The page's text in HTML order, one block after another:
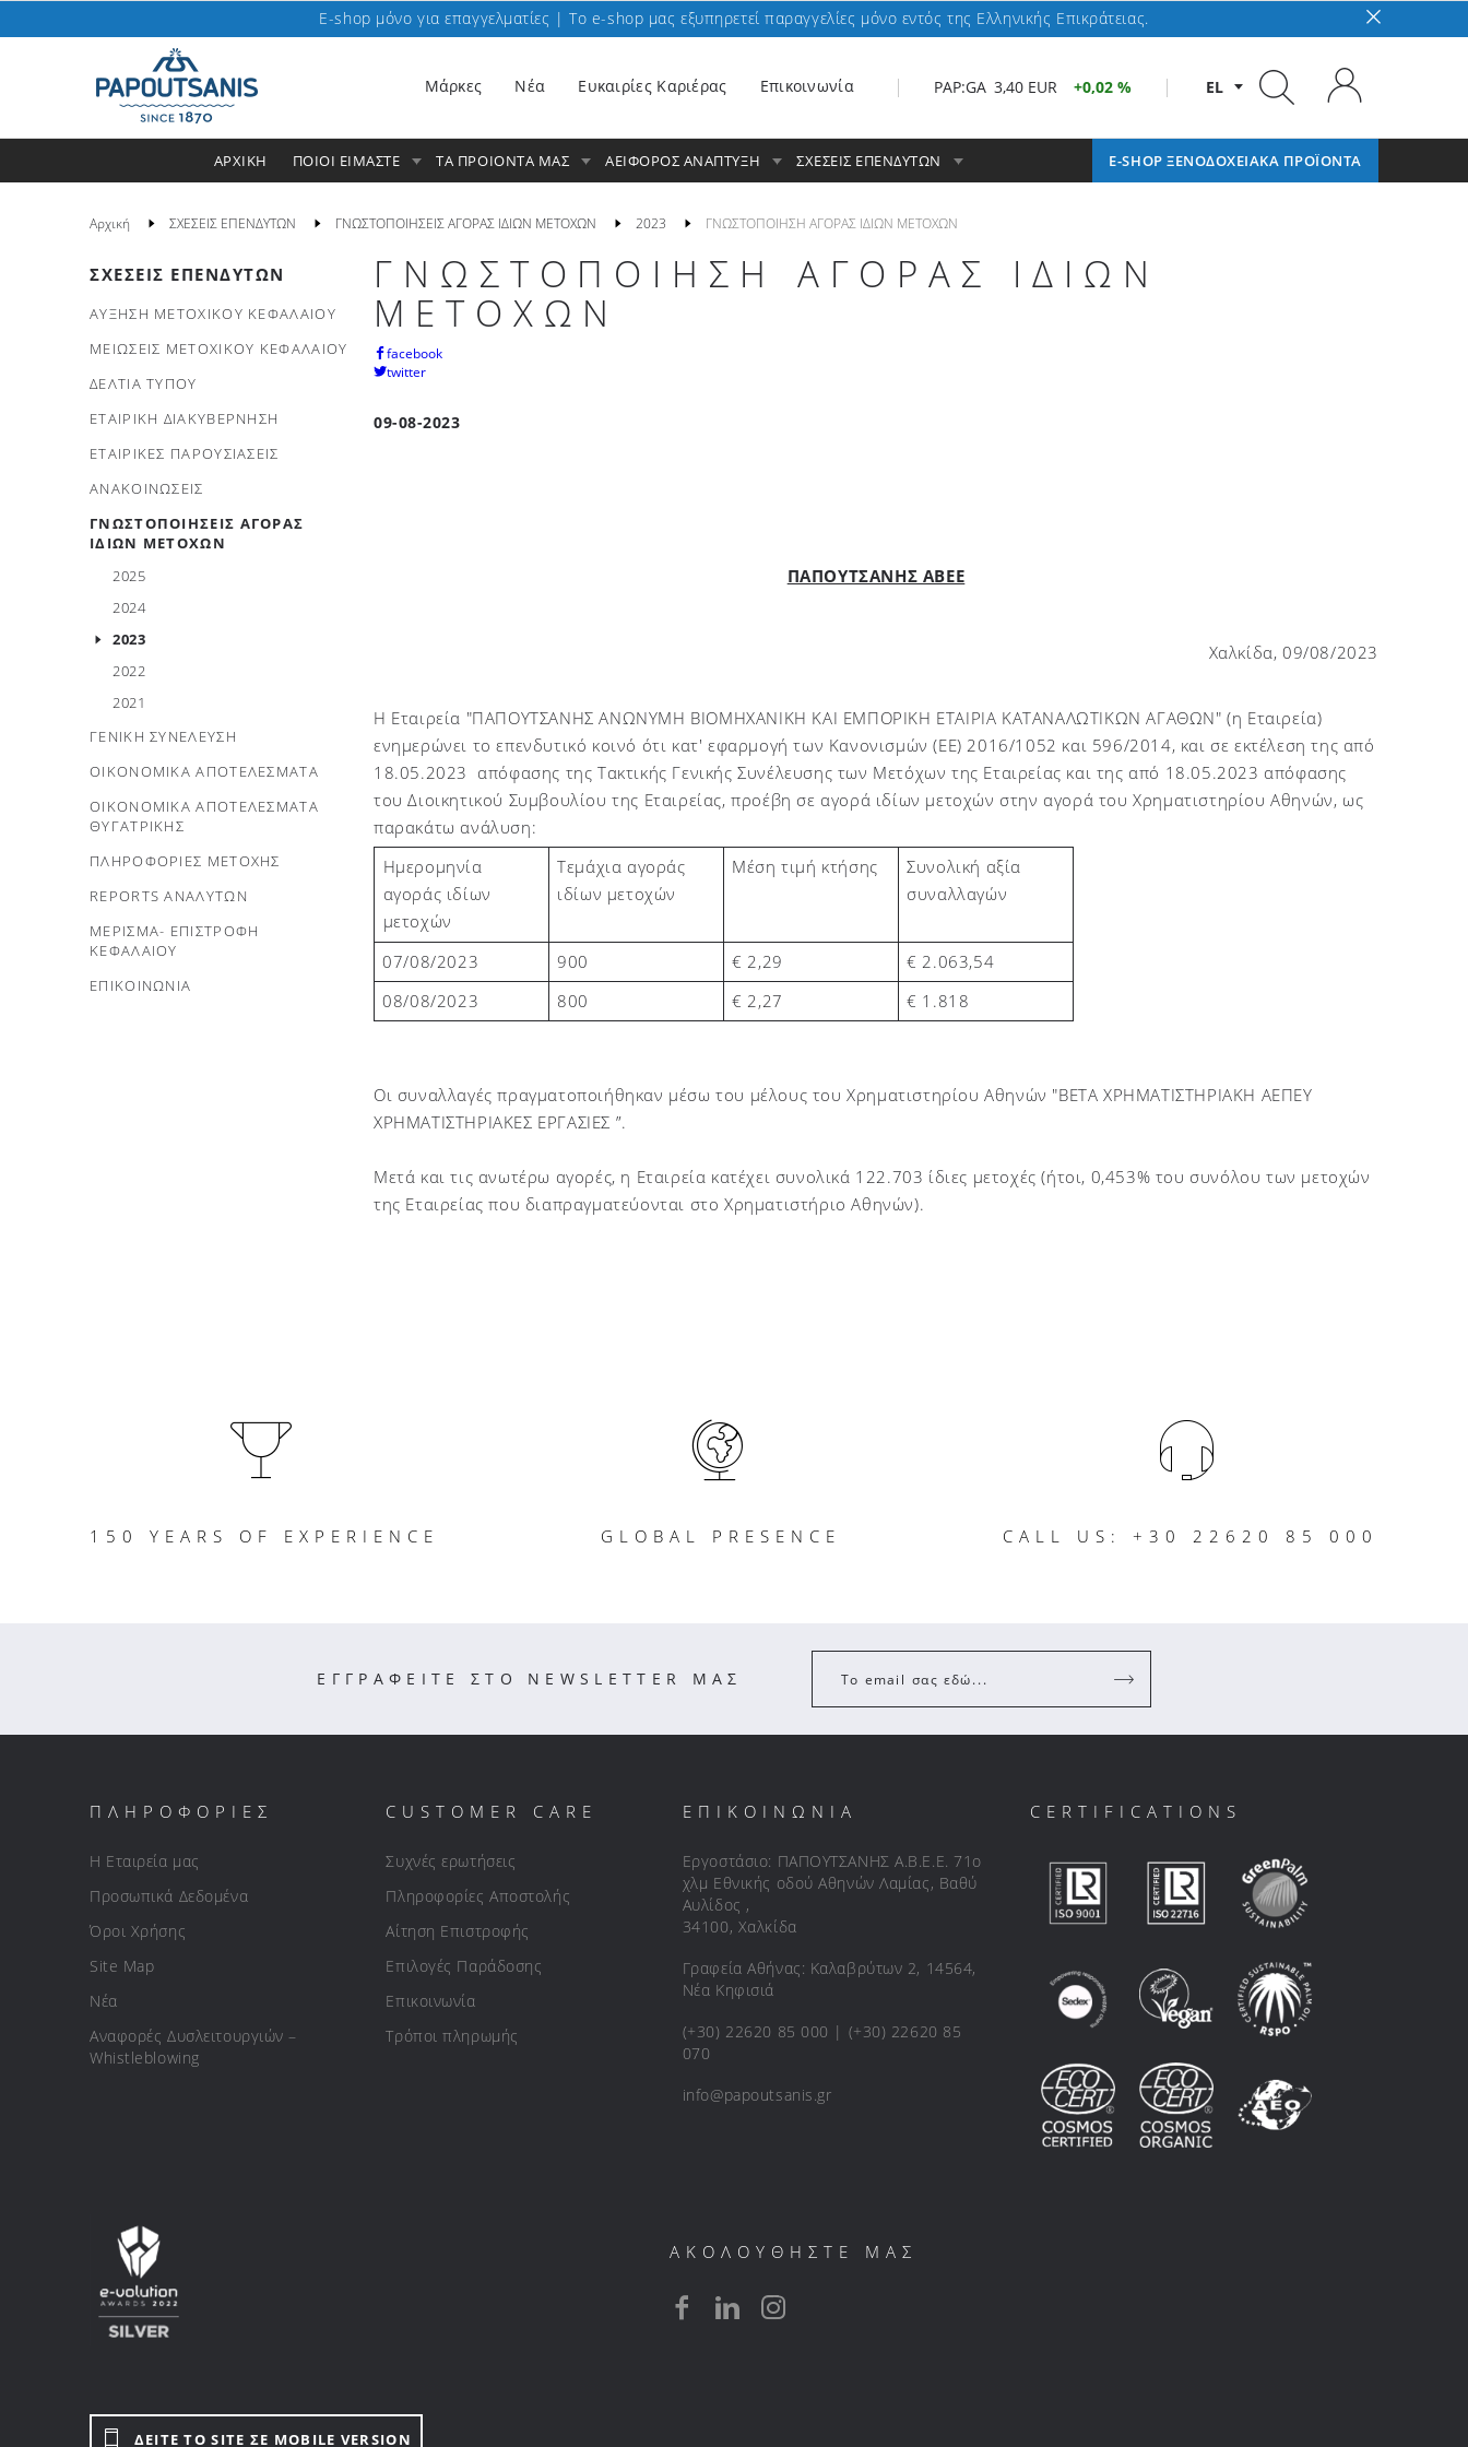
E-shop μόνο για επαγγελματίες | To e-shop μας εξυπηρετεί παραγγελίες μόνο εντός της Ελληνικής Επικράτειας.
EL
PAP:GA 3,40 EUR 0,02 %
Μάρκες Nέα Ευκαιρίες Καριέρας Επικοινωνία
ΑΡΧΙΚΗ ΠΟΙΟΙ ΕΙΜΑΣΤΕ E-SHOP ΞΕΝΟΔΟΧΕΙΑΚΑ ΠΡΟΪΟΝΤΑ
ΤΑ ΠΡΟΙΟΝΤΑ ΜΑΣ ΑΕΙΦΟΡΟΣ ΑΝΑΠΤΥΞΗ ΣΧΕΣΕΙΣ ΕΠΕΝΔΥΤΩΝ
Αρχική ΣΧΕΣΕΙΣ ΕΠΕΝΔΥΤΩΝ ΓΝΩΣΤΟΠΟΙΗΣΕΙΣ ΑΓΟΡΑΣ ΙΔΙΩΝ ΜΕΤΟΧΩΝ 2023 ΓΝΩΣΤΟΠΟΙΗΣΗ ΑΓΟΡΑΣ ΙΔΙΩΝ ΜΕΤΟΧΩΝ
ΣΧΕΣΕΙΣ ΕΠΕΝΔΥΤΩΝ
ΑΥΞΗΣΗ ΜΕΤΟΧΙΚΟΥ ΚΕΦΑΛΑΙΟΥ
ΜΕΙΩΣΕΙΣ ΜΕΤΟΧΙΚΟΥ ΚΕΦΑΛΑΙΟΥ
ΔΕΛΤΙΑ ΤΥΠΟΥ
ΕΤΑΙΡΙΚΗ ΔΙΑΚΥΒΕΡΝΗΣΗ
ΕΤΑΙΡΙΚΕΣ ΠΑΡΟΥΣΙΑΣΕΙΣ
ΑΝΑΚΟΙΝΩΣΕΙΣ
ΓΝΩΣΤΟΠΟΙΗΣΕΙΣ ΑΓΟΡΑΣ
ΙΔΙΩΝ ΜΕΤΟΧΩΝ
2025
2024
2023
2022
2021
ΓΕΝΙΚΗ ΣΥΝΕΛΕΥΣΗ
ΟΙΚΟΝΟΜΙΚΑ ΑΠΟΤΕΛΕΣΜΑΤΑ
ΟΙΚΟΝΟΜΙΚΑ ΑΠΟΤΕΛΕΣΜΑΤΑ
ΘΥΓΑΤΡΙΚΗΣ
ΠΛΗΡΟΦΟΡΙΕΣ ΜΕΤΟΧΗΣ
REPORTS ΑΝΑΛΥΤΩΝ
ΜΕΡΙΣΜΑ- ΕΠΙΣΤΡΟΦΗ
ΚΕΦΑΛΑΙΟΥ
ΕΠΙΚΟΙΝΩΝΙΑ
ΓΝΩΣΤΟΠΟΙΗΣΗ ΑΓΟΡΑΣ ΙΔΙΩΝ
ΜΕΤΟΧΩΝ
facebook
twitter
09-08-2023
ΠΑΠΟΥΤΣΑΝΗΣ ΑΒΕΕ
Χαλκίδα, 09/08/2023
Η Εταιρεία "ΠΑΠΟΥΤΣΑΝΗΣ ΑΝΩΝΥΜΗ ΒΙΟΜΗΧΑΝΙΚΗ ΚΑΙ ΕΜΠΟΡΙΚΗ ΕΤΑΙΡΙΑ ΚΑΤΑΝΑΛΩΤΙΚΩΝ ΑΓΑΘΩΝ" (η Εταιρεία)
ενημερώνει το επενδυτικό κοινό ότι κατ' εφαρμογή των Κανονισμών (ΕΕ) 2016/1052 και 596/2014, και σε εκτέλεση της από
18.05.2023 απόφασης της Τακτικής Γενικής Συνέλευσης των Μετόχων της Εταιρείας και της από 18.05.2023 απόφασης
του Διοικητικού Συμβουλίου της Εταιρείας, προέβη σε αγορά ιδίων μετοχών στην αγορά του Χρηματιστηρίου Αθηνών, ως
παρακάτω ανάλυση:
Ημερομηνία
αγοράς ιδίων
μετοχών
Τεμάχια αγοράς
ιδίων μετοχών
Μέση τιμή κτήσης
Συνολική αξία
συναλλαγών
07/08/2023 900 € 2,29 €2.063,54
08/08/2023
800 € 2,27 € 1.818
Οι συναλλαγές πραγματοποιήθηκαν μέσω του μέλους του Χρηματιστηρίου Αθηνών "BETA ΧΡΗΜΑΤΙΣΤΗΡΙΑΚΗ ΑΕΠΕΥ
ΧΡΗΜΑΤΙΣΤΗΡΙΑΚΕΣ ΕΡΓΑΣΙΕΣ ”.
Μετά και τις ανωτέρω αγορές, η Εταιρεία κατέχει συνολικά 122.703 ίδιες μετοχές (ήτοι, 0,453% του συνόλου των μετοχών
της Εταιρείας που διαπραγματεύονται στο Χρηματιστήριο Αθηνών).
150 YEARS OF EXPERIENCE GLOBAL PRESENCE CALL US: +30 22620 85 000
ΕΓΓΡΑΦΕΙΤΕ ΣΤΟ NEWSLETTER ΜΑΣ Το email σας εδώ...
ΠΛΗΡΟΦΟΡΙΕΣ
Η Εταιρεία μας
Προσωπικά Δεδομένα
Όροι Χρήσης
Site Map
Νέα
Αναφορές Δυσλειτουργιών –
Whistleblowing
CUSTOMER CARE
Συχνές ερωτήσεις
Πληροφορίες Αποστολής
Αίτηση Επιστροφής
Επιλογές Παράδοσης
Επικοινωνία
Τρόποι πληρωμής
ΕΠΙΚΟΙΝΩΝΙΑ
Εργοστάσιο: ΠΑΠΟΥΤΣΑΝΗΣ Α.Β.Ε.Ε. 71ο
χλμ Εθνικής οδού Αθηνών Λαμίας, Βαθύ
Αυλίδος ,
34100, Χαλκίδα
Γραφεία Αθήνας: Καλαβρύτων 2, 14564,
Νέα Κηφισιά
(+30) 22620 85 000 | (+30) 22620 85
070
info@papoutsanis.gr
CERTIFICATIONS
ΑΚΟΛΟΥΘΗΣΤΕ ΜΑΣ
ΔΕΙΤΕ ΤΟ SITE ΣΕ MOBILE VERSION